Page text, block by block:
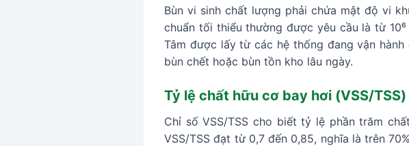
Bùn vi sinh chất lượng phải chứa mật độ vi
chuẩn tối thiểu thường được yêu cầu là từ
Tâm được lấy từ các hệ thống đang vận
bùn chết hoặc bùn tồn kho lâu ngày.
Tỷ lệ chất hữu cơ bay hơi (VSS/
Chỉ số VSS/TSS cho biết tỷ lệ phần trăm
VSS/TSS đạt từ 0,7 đến 0,85, nghĩa là trên